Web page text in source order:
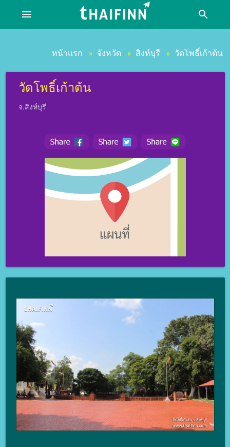
menu search
หน้าแรก » จังหวัด » สิงห์บุรี » วัดโพธิ์เก้าต้น
วัดโพธิ์เก้าต้น
จ.สิงห์บุรี